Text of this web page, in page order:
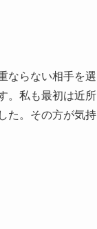
ならない相手を選
。私も最初は近所
た。その方が気持